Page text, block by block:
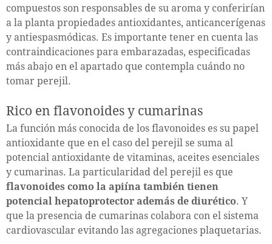
compuestos son responsables de su aroma y conferirían
a la planta propiedades antioxidantes, anticancerígenas
y antiespasmódicas. Es importante tener en cuenta las
contraindicaciones para embarazadas, especificadas
más abajo en el apartado que contempla cuándo no
tomar perejil.
Rico en flavonoides y cumarinas
La función más conocida de los flavonoides es su papel
antioxidante que en el caso del perejil se suma al
potencial antioxidante de vitaminas, aceites esenciales
y cumarinas. La particularidad del perejil es que
flavonoides como la apiína también tienen
potencial hepatoprotector además de diurético. Y
que la presencia de cumarinas colabora con el sistema
cardiovascular evitando las agregaciones plaquetarias.